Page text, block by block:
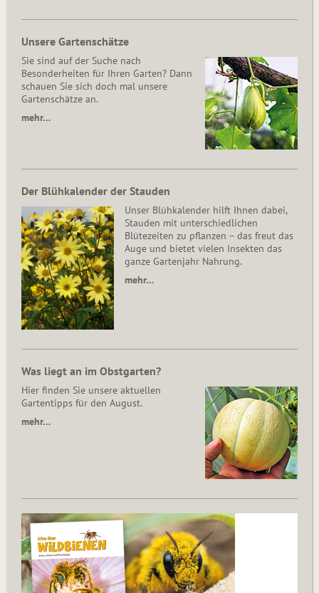
Unsere Gartenschätze
Sie sind auf der Suche nach
Besonderheiten für Ihren Garten? Dann
schauen Sie sich doch mal unsere
Gartenschätze an.
mehr…
Der Blühkalender der Stauden
Unser Blühkalender hilft Ihnen dabei,
Stauden mit unterschiedlichen
Blütezeiten zu pflanzen – das freut das
Auge und bietet vielen Insekten das
ganze Gartenjahr Nahrung.
mehr…
Was liegt an im Obstgarten?
Hier finden Sie unsere aktuellen
Gartentipps für den August.
mehr…